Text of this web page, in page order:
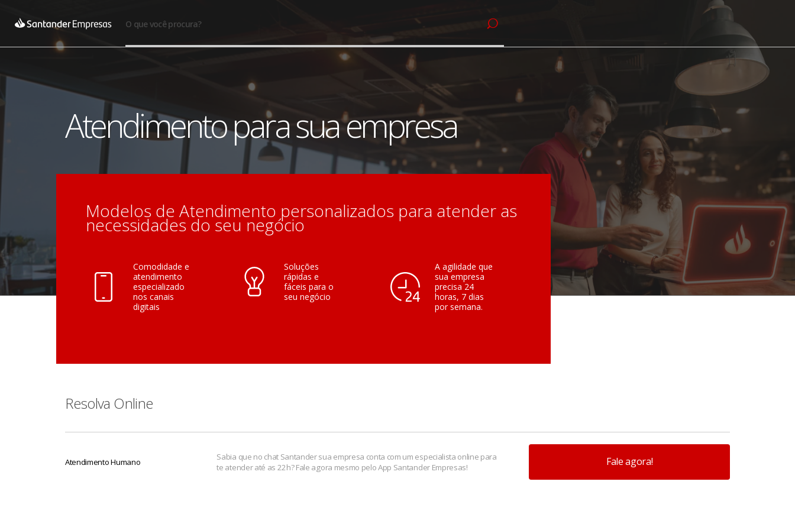
O que você procura?
Atendimento para sua empresa
Modelos de Atendimento personalizados para atender as
necessidades do seu negócio
Comodidade e
atendimento
especializado
nos canais
digitais
Soluções
rápidas e
fáceis para o
seu negócio
A agilidade que
sua empresa
precisa 24
horas, 7 dias
por semana.
Resolva Online
Atendimento Humano
Sabia que no chat Santander sua empresa conta com um especialista online para
te atender até as 22h? Fale agora mesmo pelo App Santander Empresas!
Fale agora!